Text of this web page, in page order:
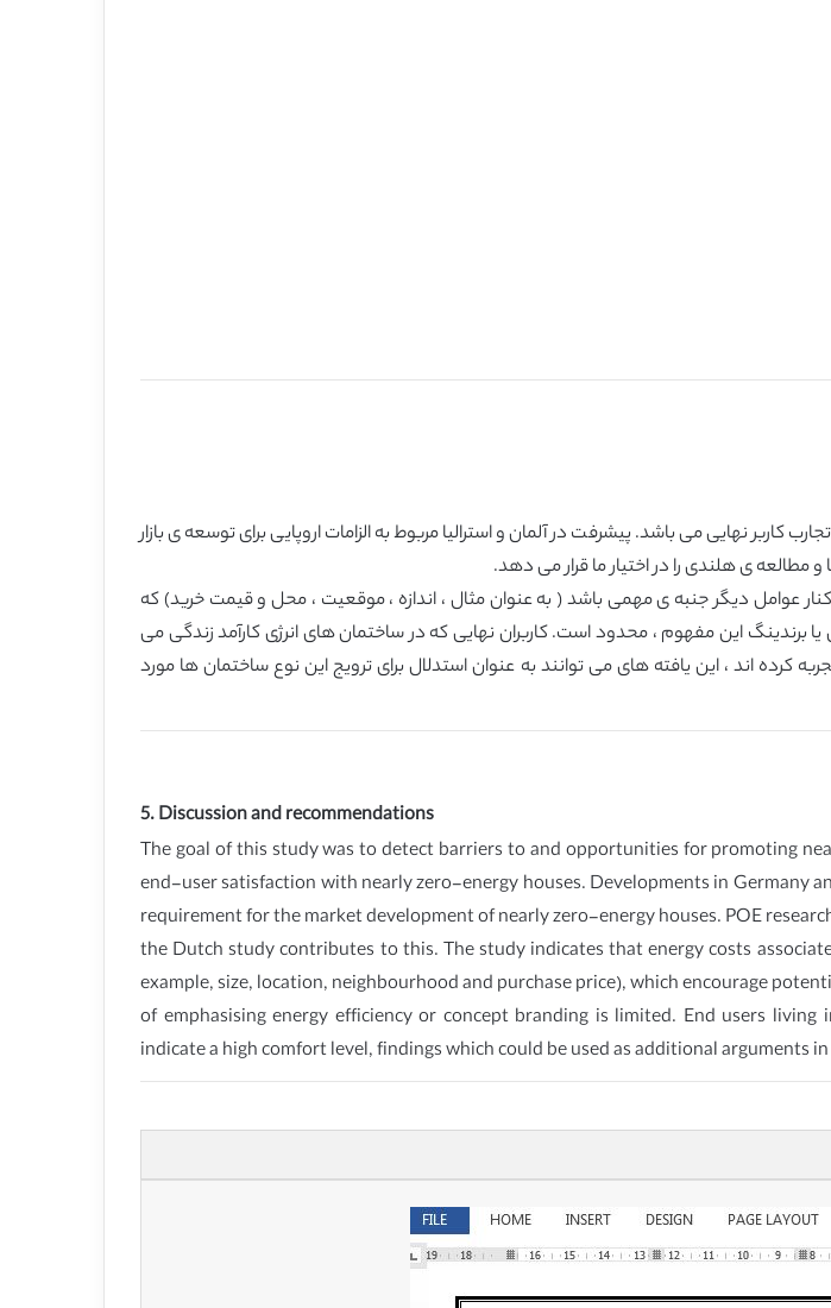
نهایی می باشد. پیشرفت در آلمان و استرالیا مربوط به الزامات اروپایی برای توسعه ی بازار
عوامل دیگر جنبه ی مهمی باشد ( به عنوان مثال ، اندازه ، موقعیت ، محل و قیمت خرید) که
برندینگ این مفهوم ، محدود است. کاربران نهایی که در ساختمان های انرژی کارآمد زندگی می
اند ، این یافته های می توانند به عنوان استدلال برای ترویج این نوع ساختمان ها مورد
5. Discussion and recommendations
The goal of this study was to detect barriers to and opportunities for promoting
end-user satisfaction with nearly zero-energy houses. Developments in Germany
requirement for the market development of nearly zero-energy houses. POE
the Dutch study contributes to this. The study indicates that energy costs
example, size, location, neighbourhood and purchase price), which encourage
of emphasising energy efficiency or concept branding is limited. End users
indicate a high comfort level, findings which could be used as additional arguments